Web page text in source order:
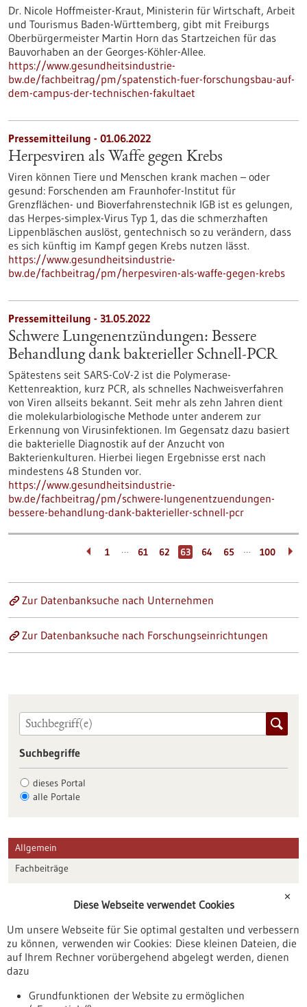
Dr. Nicole Hoffmeister-Kraut, Ministerin für Wirtschaft, Arbeit
und Tourismus Baden-Württemberg, gibt mit Freiburgs
Oberbürgermeister Martin Horn das Startzeichen für das
Bauvorhaben an der Georges-Köhler-Allee.
https://www.gesundheitsindustrie-
bw.de/fachbeitrag/pm/spatenstich-fuer-forschungsbau-auf-
dem-campus-der-technischen-fakultaet
Pressemitteilung - 01.06.2022
Herpesviren als Waffe gegen Krebs
Viren können Tiere und Menschen krank machen – oder
gesund: Forschenden am Fraunhofer-Institut für
Grenzflächen- und Bioverfahrenstechnik IGB ist es gelungen,
das Herpes-simplex-Virus Typ 1, das die schmerzhaften
Lippenbläschen auslöst, gentechnisch so zu verändern, dass
es sich künftig im Kampf gegen Krebs nutzen lässt.
https://www.gesundheitsindustrie-
bw.de/fachbeitrag/pm/herpesviren-als-waffe-gegen-krebs
Pressemitteilung - 31.05.2022
Schwere Lungenentzündungen: Bessere
Behandlung dank bakterieller Schnell-PCR
Spätestens seit SARS-CoV-2 ist die Polymerase-
Kettenreaktion, kurz PCR, als schnelles Nachweisverfahren
von Viren allseits bekannt. Seit mehr als zehn Jahren dient
die molekularbiologische Methode unter anderem zur
Erkennung von Virusinfektionen. Im Gegensatz dazu basiert
die bakterielle Diagnostik auf der Anzucht von
Bakterienkulturen. Hierbei liegen Ergebnisse erst nach
mindestens 48 Stunden vor.
https://www.gesundheitsindustrie-
bw.de/fachbeitrag/pm/schwere-lungenentzuendungen-
bessere-behandlung-dank-bakterieller-schnell-pcr
1 … 61 62 63 64 65 … 100
Zur Datenbanksuche nach Unternehmen
Zur Datenbanksuche nach Forschungseinrichtungen
Suchbegriffe
dieses Portal
alle Portale
Allgemein
Fachbeiträge
Veranstaltungen
Erscheinungsdatum
✕
Diese Webseite verwendet Cookies
Um unsere Webseite für Sie optimal gestalten und verbessern
zu können, verwenden wir Cookies: Diese kleinen Dateien, die
auf Ihrem Rechner vorübergehend abgelegt werden, dienen
dazu
Grundfunktionen der Website zu ermöglichen